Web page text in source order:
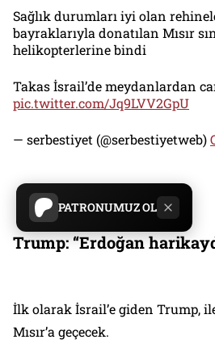
PATRONUMUZ OL
Sağlık durumları iyi olan
bayraklarıyla donatılan Mısır
helikopterlerine bindi
Takas İsrail’de meydanlardan
pic.twitter.com/Jq9LVV2GpU
— serbestiyet (@serbestiyetweb)
Trump: “Erdoğan
İlk olarak İsrail’e giden Trump,
Mısır’a geçecek.